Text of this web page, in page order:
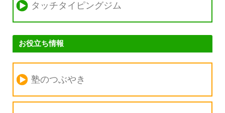
タッチタイピングジム
お役立ち情報
塾のつぶやき